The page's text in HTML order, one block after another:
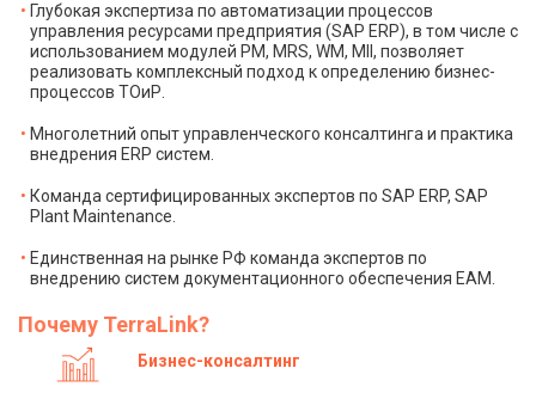
Глубокая экспертиза по автоматизации процессов
управления ресурсами предприятия (SAP ERP), в том числе с
использованием модулей PM, MRS, WM, MII, позволяет
реализовать комплексный подход к определению бизнес-
процессов ТОиР.
Многолетний опыт управленческого консалтинга и практика
внедрения ERP систем.
Команда сертифицированных экспертов по SAP ERP, SAP
Plant Maintenance.
Единственная на рынке РФ команда экспертов по
внедрению систем документационного обеспечения ЕАМ.
Почему TerraLink?
Бизнес-консалтинг